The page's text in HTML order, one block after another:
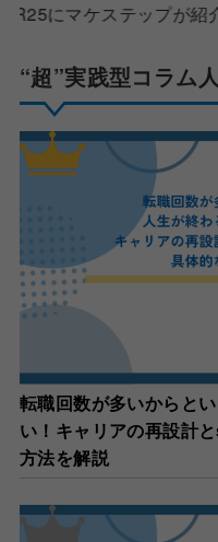
ステップが紹介されまし
“超”実践型コラム
転職回数が多いからと
い！キャリアの再設計
方法を解説